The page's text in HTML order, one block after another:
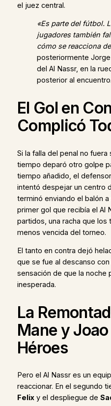
el juez central.
«Es parte del fútbol.
jugadores también
cómo se reacciona
posteriormente
del Al Nassr, en la
posterior al encuentro.
El Gol en
Complicó
Si la falla del penal no
tiempo deparó otro golpe
tiempo añadido, el defensor
intentó despejar un centro
terminó enviando el balón
primer gol que recibía el Al
partidos, una racha que los
menos vencida del torneo.
El tanto en contra dejó
que se fue al descanso
sensación de que la noche
inesperada.
La
Mane y
Héroes
Pero el Al Nassr es un
reaccionar. En el segundo
Felixy el despliegue de